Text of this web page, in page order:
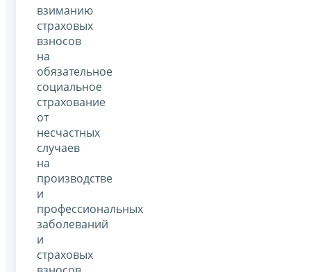
взиманию
страховых
взносов
на
обязательное
социальное
страхование
от
несчастных
случаев
на
производстве
и
профессиональных
заболеваний
и
страховых